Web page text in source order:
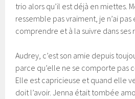
trio alors qu’il est déjà en miettes.
ressemble pas vraiment, je n’ai pas
comprendre et à la suivre dans ses
Audrey, c’est son amie depuis
parce qu’elle ne se comporte pas
Elle est capricieuse et quand elle
doit l’avoir. Jenna était tombée